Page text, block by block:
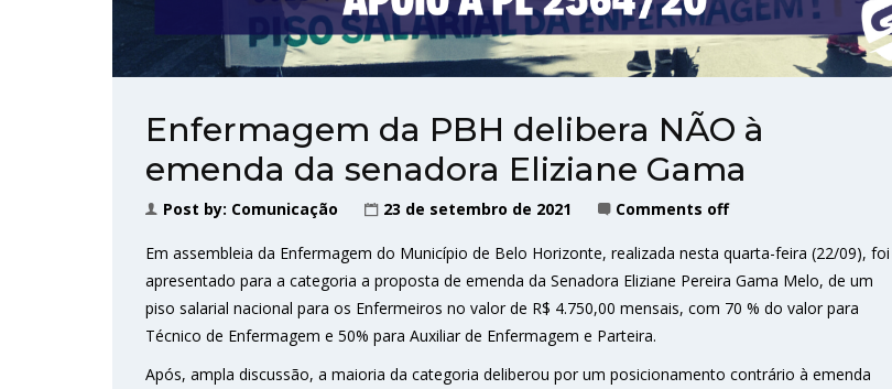
Enfermagem da PBH delibera NÃO à
emenda da senadora Eliziane Gama
Post by: Comunicação 23 de setembro de 2021 Comments off
Em assembleia da Enfermagem do Município de Belo Horizonte, realizada nesta quarta-feira (22/09), foi
apresentado para a categoria a proposta de emenda da Senadora Eliziane Pereira Gama Melo, de um
piso salarial nacional para os Enfermeiros no valor de R$ 4.750,00 mensais, com 70 % do valor para
Técnico de Enfermagem e 50% para Auxiliar de Enfermagem e Parteira.
Após, ampla discussão, a maioria da categoria deliberou por um posicionamento contrário à emenda